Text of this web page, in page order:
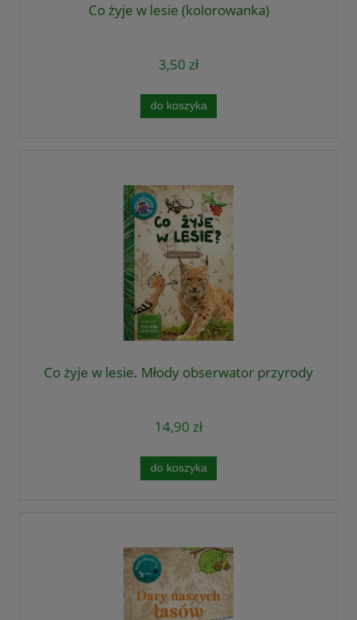
Co żyje w lesie (kolorowanka)
3,50 zł
do koszyka
Co żyje w lesie. Młody obserwator przyrody
14,90 zł
do koszyka